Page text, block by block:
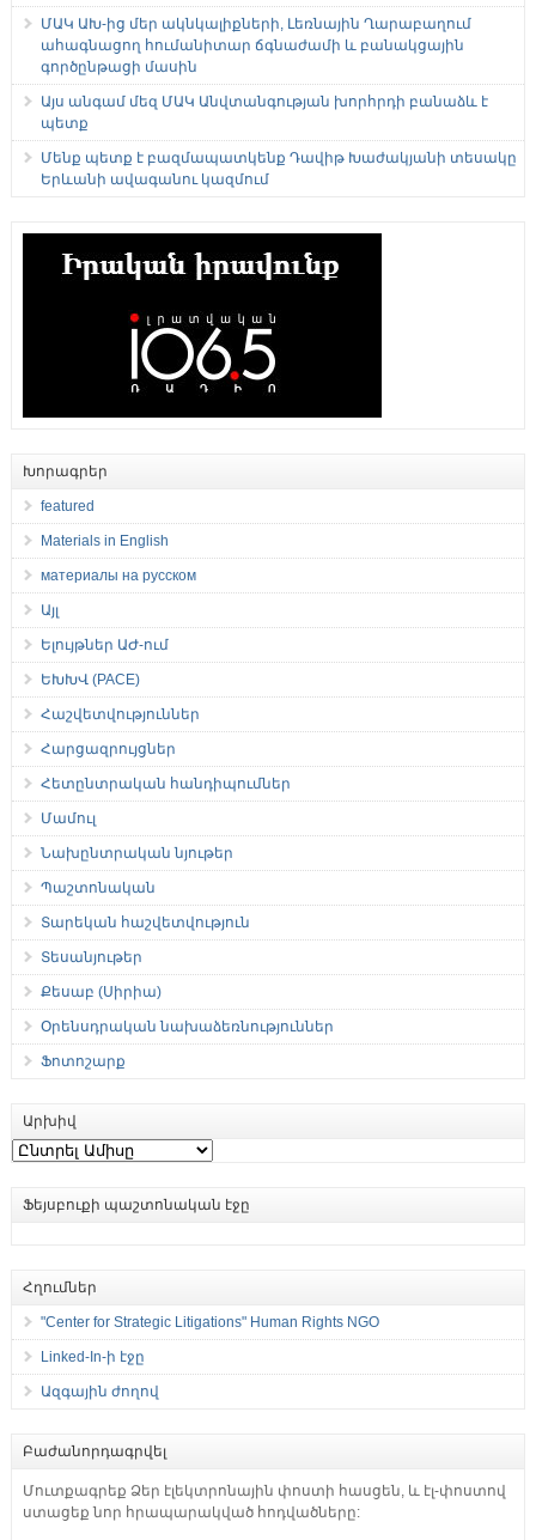
ՄԱԿ ԱԽ-ից մեր ակնկալիքների, Լեռնային Ղարաբաղում
ահագնացող հումանիտար ճգնաժամի և բանակցային
գործընթացի մասին
Այս անգամ մեզ ՄԱԿ Անվտանգության խորհրդի բանաձև է
պետք
Մենք պետք է բազմապատկենք Դավիթ Խաժակյանի տեսակը
Երևանի ավագանու կազմում
Խորագրեր
featured
Materials in English
материалы на русском
Այլ
Ելույթներ ԱԺ-ում
ԵԽԽՎ (PACE)
Հաշվետվություններ
Հարցազրույցներ
Հետընտրական հանդիպումներ
Մամուլ
Նախընտրական նյութեր
Պաշտոնական
Տարեկան հաշվետվություն
Տեսանյութեր
Քեսաբ (Սիրիա)
Օրենսդրական նախաձեռնություններ
Ֆոտոշարք
Արխիվ
Արխիվ
Ֆեյսբուքի պաշտոնական էջը
Հղումներ
"Center for Strategic Litigations" Human Rights NGO
Linked-In-ի էջը
Ազգային ժողով
Բաժանորդագրվել
Մուտքագրեք Ձեր էլեկտրոնային փոստի հասցեն, և էլ-փոստով
ստացեք նոր հրապարակված հոդվածները: